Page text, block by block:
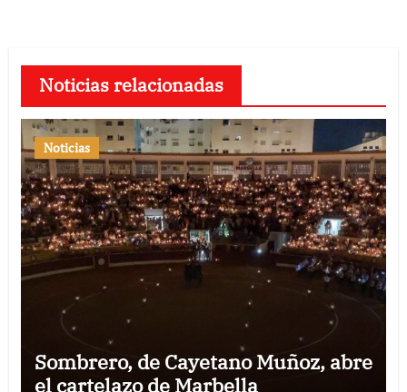
Noticias relacionadas
Noticias
Sombrero, de Cayetano Muñoz, abre
el cartelazo de Marbella